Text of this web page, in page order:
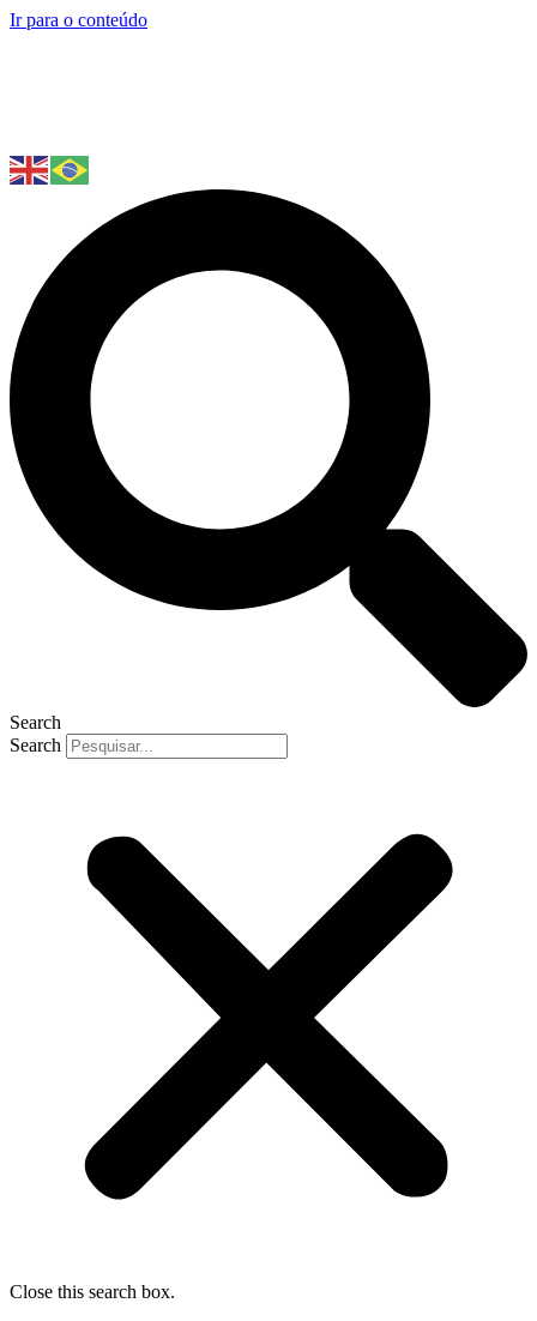
Ir para o conteúdo
Search
Search
Close this search box.